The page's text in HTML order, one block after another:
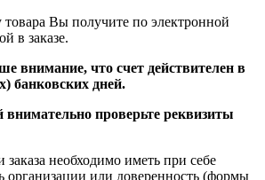
товара Вы получите по электронной
в заказе.
внимание, что счет действителен в
банковских дней.
внимательно проверьте реквизиты
необходимо иметь при себе
организации или доверенность (формы